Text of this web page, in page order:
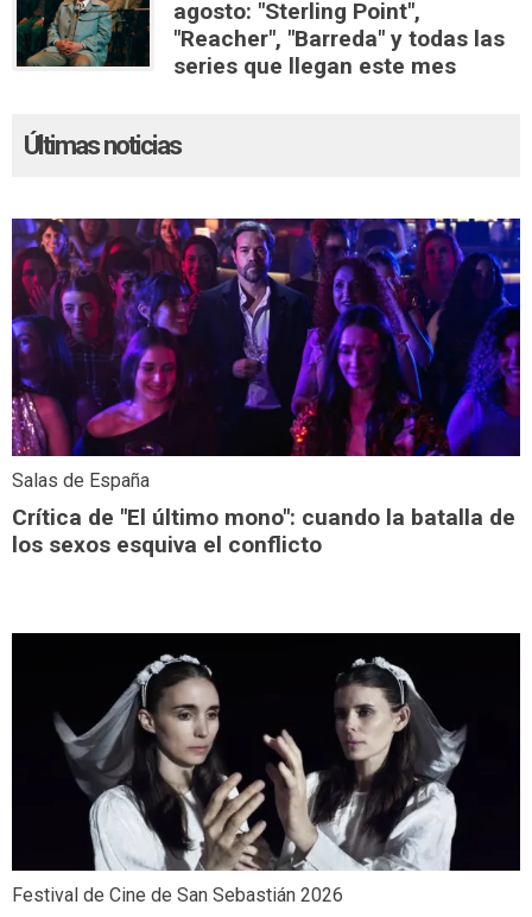
agosto: "Sterling Point",
"Reacher", "Barreda" y todas las
series que llegan este mes
Últimas noticias
Salas de España
Crítica de "El último mono": cuando la batalla de
los sexos esquiva el conflicto
Festival de Cine de San Sebastián 2026